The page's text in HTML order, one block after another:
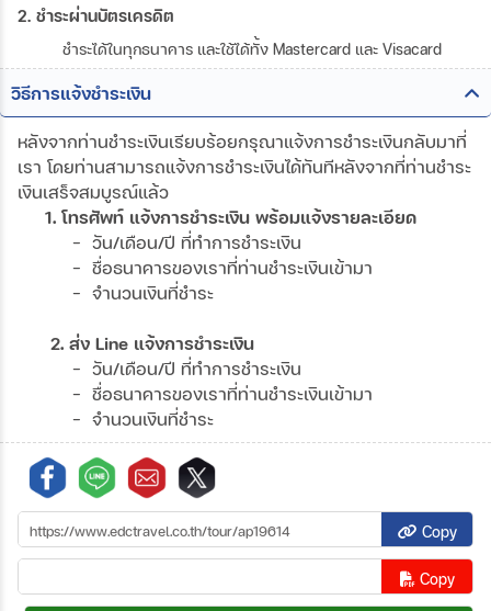
2. ชำระผ่านบัตรเครดิต
ชำระได้ในทุกธนาคาร และใช้ได้ทั้ง Mastercard และ Visacard
วิธีการแจ้งชำระเงิน
หลังจากท่านชำระเงินเรียบร้อยกรุณาแจ้งการชำระเงินกลับมาที่
เรา โดยท่านสามารถแจ้งการชำระเงินได้ทันทีหลังจากที่ท่านชำระ
เงินเสร็จสมบูรณ์แล้ว
1. โทรศัพท์ แจ้งการชำระเงิน พร้อมแจ้งรายละเอียด
- วัน/เดือน/ปี ที่ทำการชำระเงิน
- ชื่อธนาคารของเราที่ท่านชำระเงินเข้ามา
- จำนวนเงินที่ชำระ
2. ส่ง Line แจ้งการชำระเงิน
- วัน/เดือน/ปี ที่ทำการชำระเงิน
- ชื่อธนาคารของเราที่ท่านชำระเงินเข้ามา
- จำนวนเงินที่ชำระ
Copy
Copy